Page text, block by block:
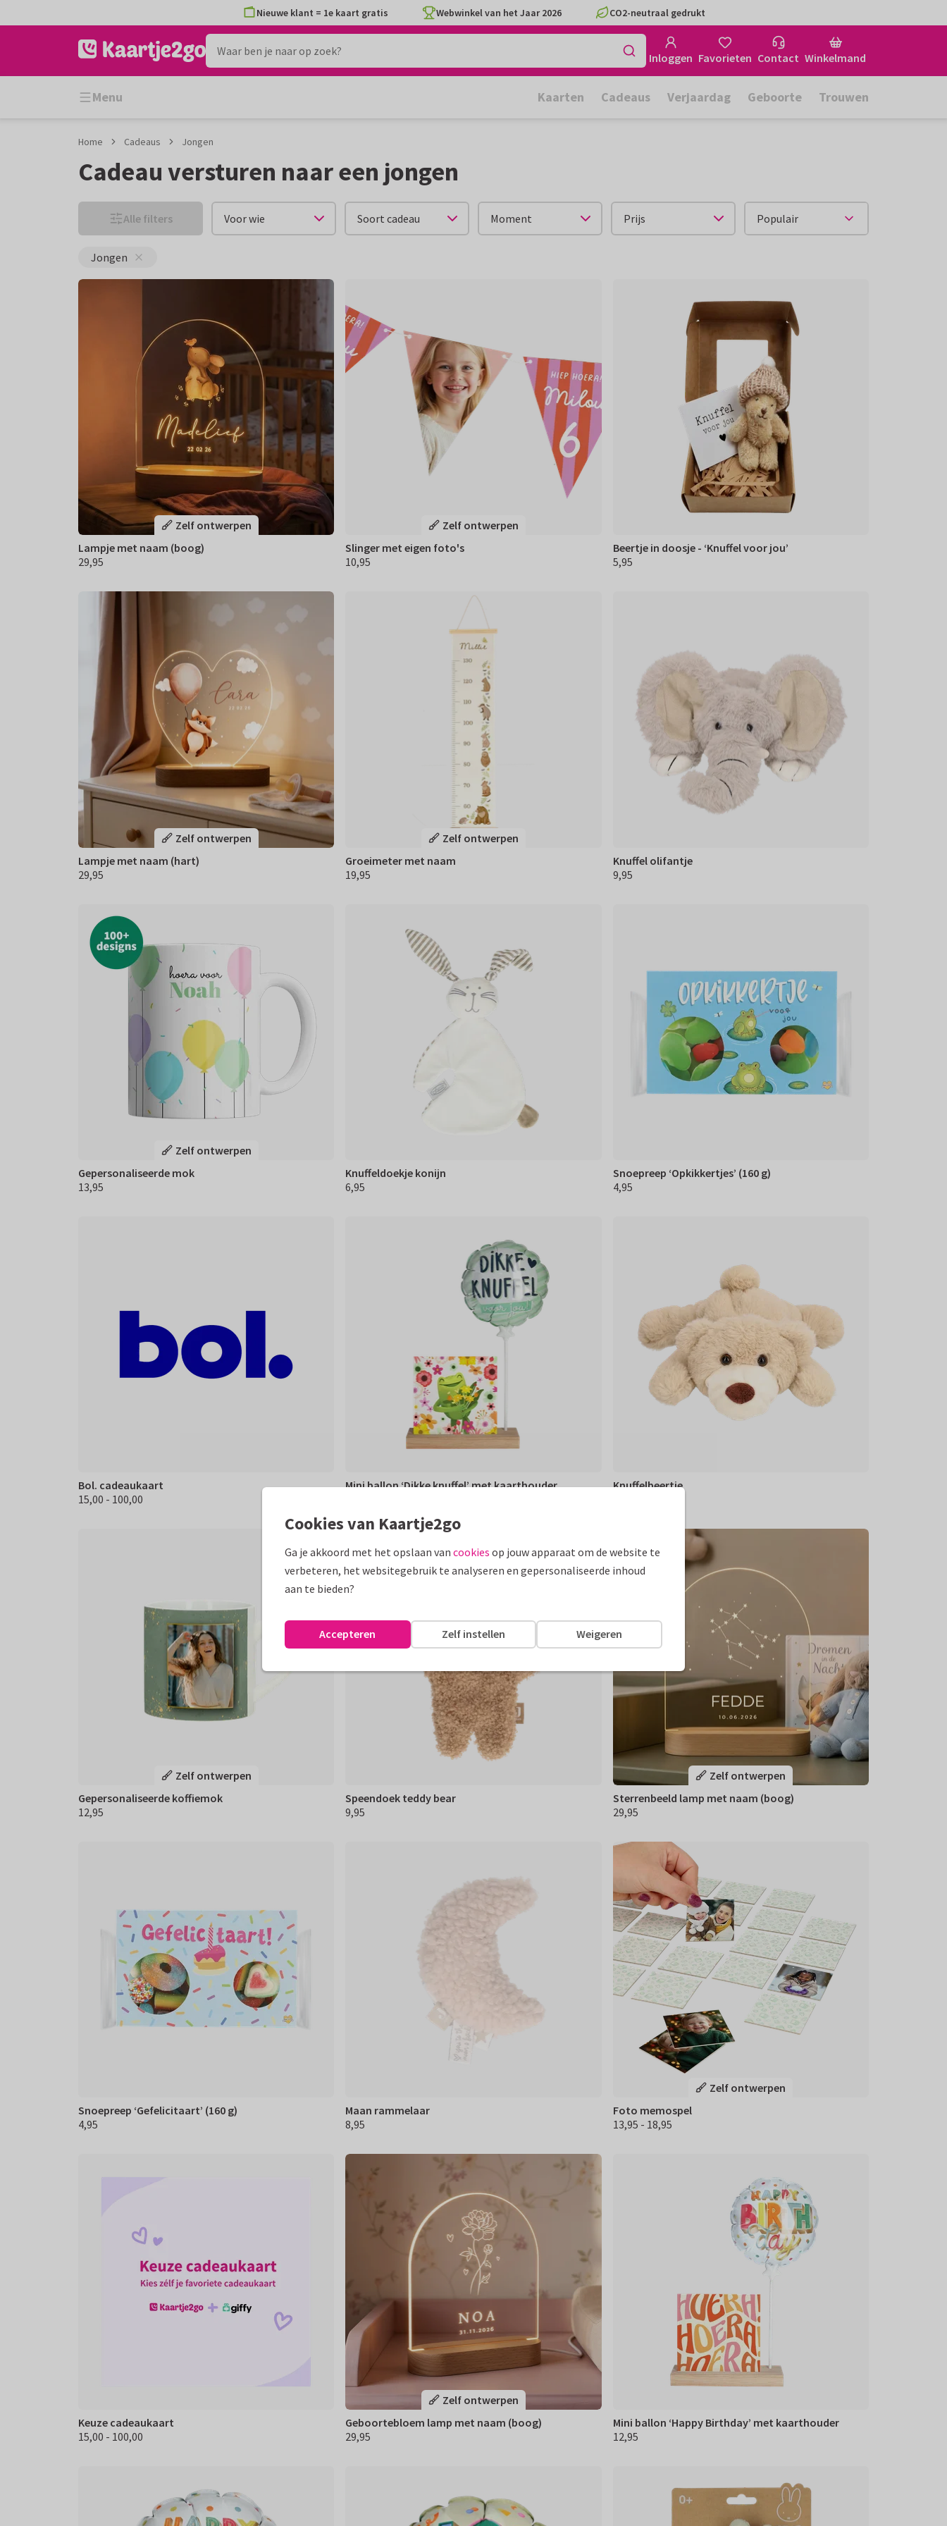
naar
naar
Nieuwe klant = 1e kaart gratis Webwinkel van het Jaar 2026 CO2-neutraal gedrukt
Inloggen Favorieten Contact Winkelmand
Menu Kaarten Cadeaus Verjaardag Geboorte Trouwen
Home Cadeaus Jongen
Cadeau versturen naar een jongen
Alle filters Voor wie Soort cadeau Moment Prijs
Jongen
Zelf ontwerpen
Lampje met naam (boog)
€ 29,95
29,95
Zelf ontwerpen
Slinger met eigen foto's
€ 10,95
10,95
Beertje in doosje - ‘Knuffel voor jou’
€ 5,95
5,95
Zelf ontwerpen
Lampje met naam (hart)
€ 29,95
29,95
Zelf ontwerpen
Groeimeter met naam
€ 19,95
19,95
Knuffel olifantje
€ 9,95
9,95
Zelf ontwerpen
Gepersonaliseerde mok
€ 13,95
13,95
Knuffeldoekje konijn
€ 6,95
6,95
Snoepreep ‘Opkikkertjes’ (160 g)
€ 4,95
4,95
Bol. cadeaukaart
€ 15.00 100,00
15,00 - 100,00
Mini ballon ‘Dikke knuffel’ met kaarthouder
Knuffelbeertje
Zelf ontwerpen
Gepersonaliseerde koffiemok
€ 12,95
12,95
Speendoek teddy bear
€ 9,95
9,95
Zelf ontwerpen
Sterrenbeeld lamp met naam (boog)
€ 29,95
29,95
Snoepreep ‘Gefelicitaart’ (160 g)
€ 4,95
4,95
Maan rammelaar
€ 8,95
8,95
Zelf ontwerpen
Foto memospel
€ 13.95 18,95
13,95 - 18,95
Keuze cadeaukaart
€ 15.00 100,00
15,00 - 100,00
Zelf ontwerpen
Geboortebloem lamp met naam (boog)
€ 29,95
29,95
Mini ballon ‘Happy Birthday’ met kaarthouder
€ 12,95
12,95
Cookies van Kaartje2go
Ga je akkoord met het opslaan van cookies op jouw apparaat om de website te
verbeteren, het websitegebruik te analyseren en gepersonaliseerde inhoud
aan te bieden?
Weigeren
Zelf instellen
Accepteren